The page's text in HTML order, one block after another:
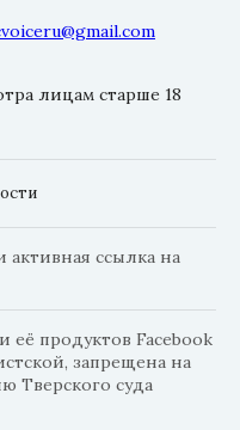
лицам старше 18
ссылка на
её продуктов Facebook
запрещена на
Тверского суда